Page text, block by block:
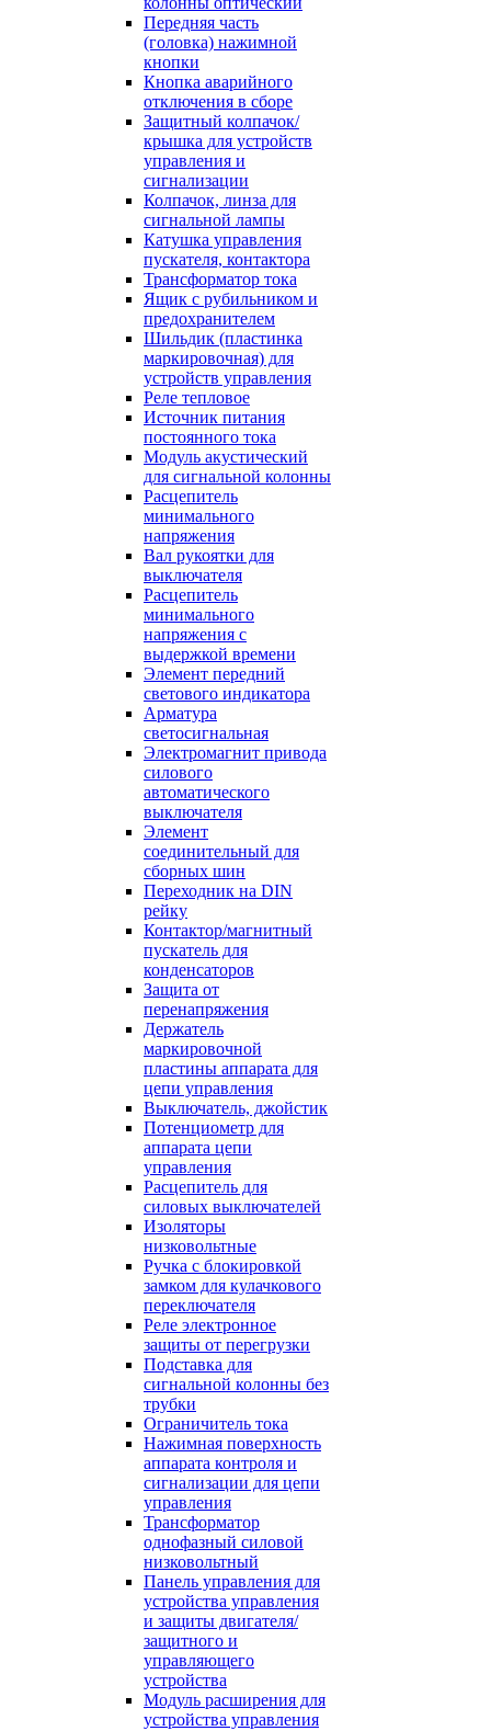
Передняя часть
(головка) нажимной
кнопки
Кнопка аварийного
отключения в сборе
Защитный колпачок/
крышка для устройств
управления и
сигнализации
Колпачок, линза для
сигнальной лампы
Катушка управления
пускателя, контактора
Трансформатор тока
Ящик с рубильником и
предохранителем
Шильдик (пластинка
маркировочная) для
устройств управления
Реле тепловое
Источник питания
постоянного тока
Модуль акустический
для сигнальной колонны
Расцепитель
минимального
напряжения
Вал рукоятки для
выключателя
Расцепитель
минимального
напряжения с
выдержкой времени
Элемент передний
светового индикатора
Арматура
светосигнальная
Электромагнит привода
силового
автоматического
выключателя
Элемент
соединительный для
сборных шин
Переходник на DIN
рейку
Контактор/магнитный
пускатель для
конденсаторов
Защита от
перенапряжения
Держатель
маркировочной
пластины аппарата для
цепи управления
Выключатель, джойстик
Потенциометр для
аппарата цепи
управления
Расцепитель для
силовых выключателей
Изоляторы
низковольтные
Ручка с блокировкой
замком для кулачкового
переключателя
Реле электронное
защиты от перегрузки
Подставка для
сигнальной колонны без
трубки
Ограничитель тока
Нажимная поверхность
аппарата контроля и
сигнализации для цепи
управления
Трансформатор
однофазный силовой
низковольтный
Панель управления для
устройства управления
и защиты двигателя/
защитного и
управляющего
устройства
Модуль расширения для
устройства управления